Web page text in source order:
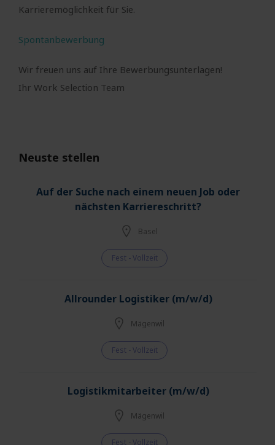
Karrieremöglichkeit für Sie.
Spontanbewerbung
Wir freuen uns auf Ihre Bewerbungsunterlagen!
Ihr Work Selection Team
Neuste stellen
Auf der Suche nach einem neuen Job oder
nächsten Karriereschritt?
Basel
Fest - Vollzeit
Allrounder Logistiker (m/w/d)
Mägenwil
Fest - Vollzeit
Logistikmitarbeiter (m/w/d)
Mägenwil
Fest - Vollzeit